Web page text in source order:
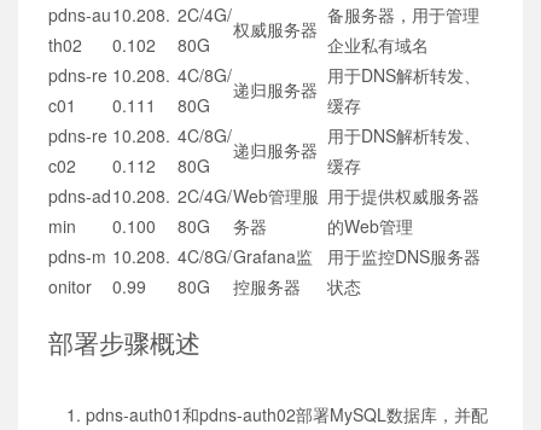
pdns-au
th02
10.208.
0.102
2C/4G/
80G
权威服务器
备服务器，用于管理
企业私有域名
pdns-re
c01
10.208.
0.111
4C/8G/
80G
递归服务器
用于DNS解析转发、
缓存
pdns-re
c02
10.208.
0.112
4C/8G/
80G
递归服务器
用于DNS解析转发、
缓存
pdns-ad
min
10.208.
0.100
2C/4G/
80G
Web管理服
务器
用于提供权威服务器
的Web管理
pdns-m
onitor
10.208.
0.99
4C/8G/
80G
Grafana监
控服务器
用于监控DNS服务器
状态
部署步骤概述
pdns-auth01和pdns-auth02部署MySQL数据库，并配